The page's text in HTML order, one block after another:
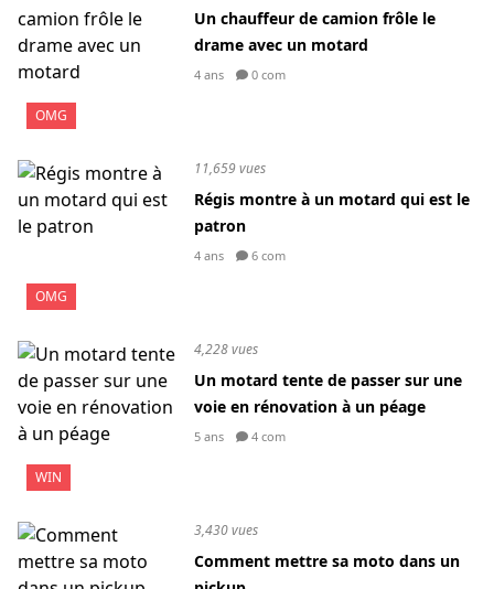
OMG
Un chauffeur de camion frôle le
drame avec un motard
4 ans 0 com
OMG
11,659 vues
Régis montre à un motard qui est le
patron
4 ans 6 com
WIN
4,228 vues
Un motard tente de passer sur une
voie en rénovation à un péage
5 ans 4 com
3,430 vues
Comment mettre sa moto dans un